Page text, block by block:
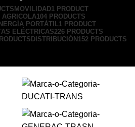
MOVILIDAD1 PRODUCT
AGRICOLA104 PRODUCTS
PORTÁTIL1 PRODUCT
ELÉCTRICAS226 PRODUCTS
DISTRIBUCIÓN 152 PRODUCTS